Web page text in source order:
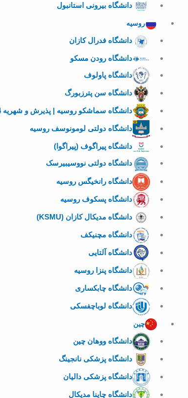
دانشگاه بیرونی استانبول
روسیه
دانشگاه فدرال کازان
دانشگاه رودن مسکو
دانشگاه پاولوف
دانشگاه سن پترزبورگ
دانشگاه سماشکو روسیه | پذیرش و شهریه 2024
دانشگاه دولتی لومونوسف روسیه
دانشگاه پیراگوف (پیراگوا)
دانشگاه دولتی نووسیبیرسک
دانشگاه رانخیگس روسیه
دانشگاه پسکوف روسیه
دانشگاه مدیکال کازان (KSMU)
دانشگاه مچنیکف
دانشگاه آلتایی
دانشگاه پنزا روسیه
دانشگاه چابکساری
دانشگاه لوباچفسکی
چین
دانشگاه ووهان چین
دانشگاه پزشکی نانجینگ
دانشگاه پزشکی دالیان
دانشگاه چاینا مدیکال